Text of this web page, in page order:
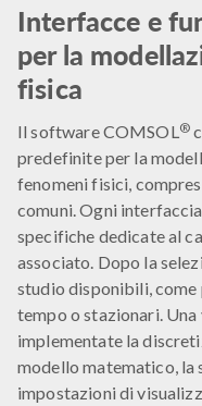
Interfacce e
per la
fisica
Il software COMSOL ®
predefinite per la
fenomeni fisici,
comuni. Ogni
specifiche dedicate al
associato. Dopo la
studio disponibili,
tempo o stazionari.
implementate la
modello matematico, la
impostazioni di